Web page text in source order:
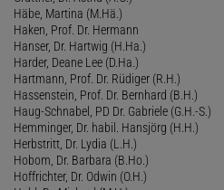
Häbe, Martina (M.Hä.)
Haken, Prof. Dr. Hermann
Hanser, Dr. Hartwig (H.Ha.)
Harder, Deane Lee (D.Ha.)
Hartmann, Prof. Dr. Rüdiger (R.H.)
Hassenstein, Prof. Dr. Bernhard (B.H.)
Haug-Schnabel, PD Dr. Gabriele (G.H.-S.)
Hemminger, Dr. habil. Hansjörg (H.H.)
Herbstritt, Dr. Lydia (L.H.)
Hobom, Dr. Barbara (B.Ho.)
Hoffrichter, Dr. Odwin (O.H.)